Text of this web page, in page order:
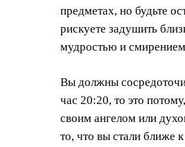
предметах, но будьте
рискуете задушить
мудростью и
Вы должны
час 20:20, то это
своим ангелом или
то, что вы стали ближе